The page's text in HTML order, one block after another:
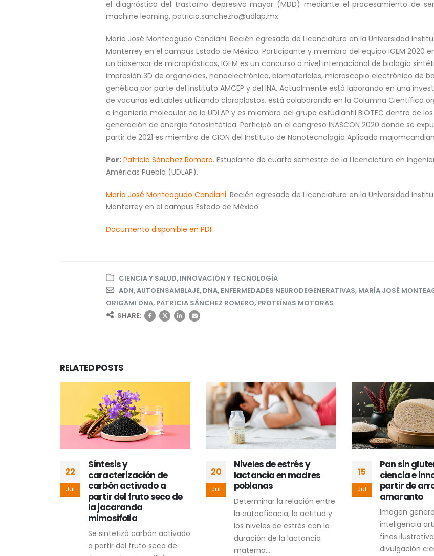
el diagnóstico del trastorno depresivo mayor (MDD) mediante el procesamiento de
machine learning. patricia.sanchezro@udlap.mx.
María José Monteagudo Candiani. Recién egresada de Licenciatura en la Universidad
Monterrey en el campus Estado de México. Participante y miembro del equipo IGEM 2020
un biosensor de microplásticos, IGEM es un concurso a nivel internacional de biología
impresión 3D de organoides, nanoelectrónica, biomateriales, microscopio electrónico de
genética por parte del Instituto AMCEP y del INA. Actualmente está laborando en una
de vacunas editables utilizando cloroplastos, está colaborando en la Columna Científica
e Ingeniería molecular de la UDLAP y es miembro del grupo estudiantil BIOTEC dentro de
generación de energía fotosintética. Participó en el congreso INASCON 2020 donde se
partir de 2021 es miembro de CION del Instituto de Nanotecnología Aplicada
Por: Patricia Sánchez Romero. Estudiante de cuarto semestre de la Licenciatura en
Américas Puebla (UDLAP).
María José Monteagudo Candiani. Recién egresada de Licenciatura en la Universidad
Monterrey en el campus Estado de México.
Documento disponible en PDF.
CIENCIA Y SALUD, INNOVACIÓN Y TECNOLOGÍA
ADN,AUTOENSAMBLAJE, DNA, ENFERMEDADES NEURODEGENERATIVAS, MARÍA JOSÉ
ORIGAMI DNA, PATRICIA SÁNCHEZ ROMERO, PROTEÍNAS MOTORAS
SHARE:
RELATEDPOSTS
22
Jul
Síntesis y
caracterización de
carbón activado a
partir del fruto seco de
la jacaranda
mimosifolia
Se sintetizó carbón activado
a partir del fruto seco de
20
Jul
Niveles de estrés y
lactancia en madres
poblanas
Determinar la relación entre
la autoeficacia, la actitud y
los niveles de estrés con la
duración de la lactancia
materna...
15
Jul
Pan sin
ciencia e
partir de
amaranto
Imagen
inteligencia
fines
divulgación